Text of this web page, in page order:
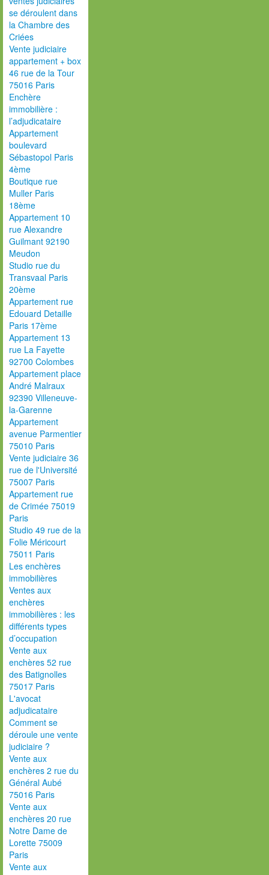
se déroulent dans
la Chambre des
Criées
Vente judiciaire
appartement + box
46 rue de la Tour
75016 Paris
Enchère
immobilière :
l’adjudicataire
Appartement
boulevard
Sébastopol Paris
4ème
Boutique rue
Muller Paris
18ème
Appartement 10
rue Alexandre
Guilmant 92190
Meudon
Studio rue du
Transvaal Paris
20ème
Appartement rue
Edouard Detaille
Paris 17ème
Appartement 13
rue La Fayette
92700 Colombes
Appartement place
André Malraux
92390 Villeneuve-
la-Garenne
Appartement
avenue Parmentier
75010 Paris
Vente judiciaire 36
rue de l'Université
75007 Paris
Appartement rue
de Crimée 75019
Paris
Studio 49 rue de la
Folie Méricourt
75011 Paris
Les enchères
immobilières
Ventes aux
enchères
immobilières : les
différents types
d’occupation
Vente aux
enchères 52 rue
des Batignolles
75017 Paris
L'avocat
adjudicataire
Comment se
déroule une vente
judiciaire ?
Vente aux
enchères 2 rue du
Général Aubé
75016 Paris
Vente aux
enchères 20 rue
Notre Dame de
Lorette 75009
Paris
Vente aux